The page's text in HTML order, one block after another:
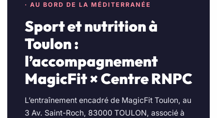
· AU BORD DE LA MÉDITERRANÉE
Sport et nutrition à
Toulon :
l’accompagnement
MagicFit × Centre RNPC
L’entraînement encadré de MagicFit Toulon, au
3 Av. Saint-Roch, 83000 TOULON, associé à